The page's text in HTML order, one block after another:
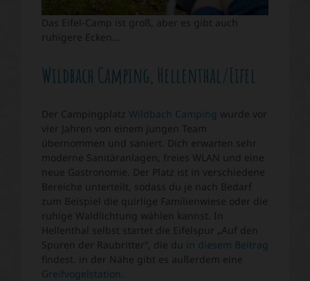
Das Eifel-Camp ist groß, aber es gibt auch
ruhigere Ecken…
Wildbach Camping, Hellenthal/Eifel
Der Campingplatz Wildbach Camping wurde vor
vier Jahren von einem jungen Team
übernommen und saniert. Dich erwarten sehr
moderne Sanitäranlagen, freies WLAN und eine
neue Gastronomie. Der Platz ist in verschiedene
Bereiche unterteilt, sodass du je nach Bedarf
zum Beispiel die quirlige Familienwiese oder die
ruhige Waldlichtung wählen kannst. In
Hellenthal selbst startet die Eifelspur „Auf den
Spuren der Raubritter“, die du in diesem Beitrag
findest. in der Nähe gibt es außerdem eine
Greifvogelstation